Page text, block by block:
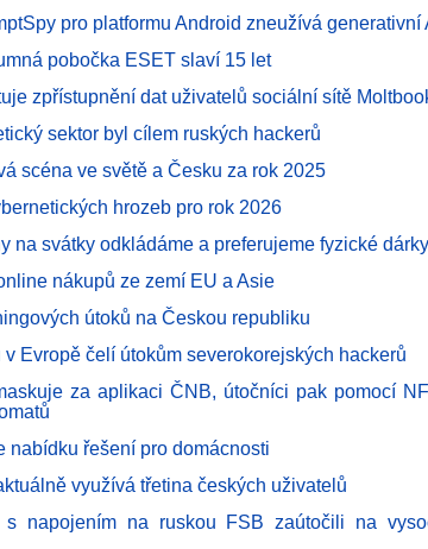
pro platformu Android zneužívá generativní
pobočka ESET slaví 15 let
zpřístupnění dat uživatelů sociální sítě
sektor byl cílem ruských hackerů
scéna ve světě a Česku za rok 2025
hrozeb pro rok 2026
na svátky odkládáme a preferujeme fyzické dárky
nákupů ze zemí EU a Asie
útoků na Českou republiku
v Evropě čelí útokům severokorejských hackerů
za aplikaci ČNB, útočníci pak pomocí
nabídku řešení pro domácnosti
využívá třetina českých uživatelů
s napojením na ruskou FSB zaútočili na